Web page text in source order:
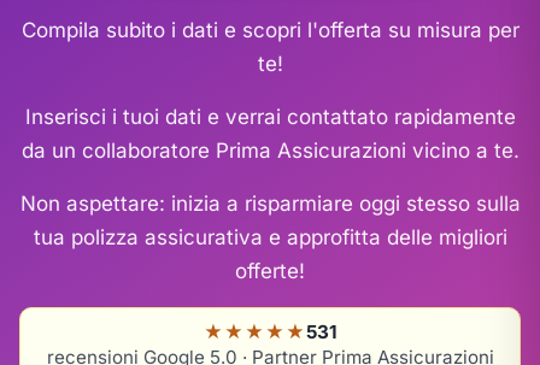
Compila subito i dati e scopri l'offerta su misura per
te!
Inserisci i tuoi dati e verrai contattato rapidamente
da un collaboratore Prima Assicurazioni vicino a te.
Non aspettare: inizia a risparmiare oggi stesso sulla
tua polizza assicurativa e approfitta delle migliori
offerte!
★★★★★531
recensioni Google 5.0 · Partner Prima Assicurazioni